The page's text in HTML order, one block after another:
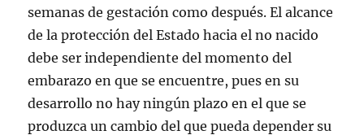
semanas de gestación como después. El alcance
de la protección del Estado hacia el no nacido
debe ser independiente del momento del
embarazo en que se encuentre, pues en su
desarrollo no hay ningún plazo en el que se
produzca un cambio del que pueda depender su